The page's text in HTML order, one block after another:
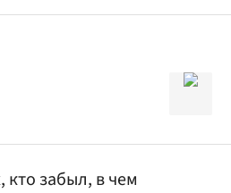
кто забыл, в чем